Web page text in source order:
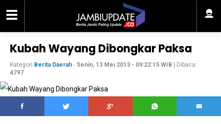
Kubah Wayang Dibongkar Paksa
Kategori Berita Daerah - Senin, 13 Mei 2013 - 09:22:15 WIB | Dibaca:
4797